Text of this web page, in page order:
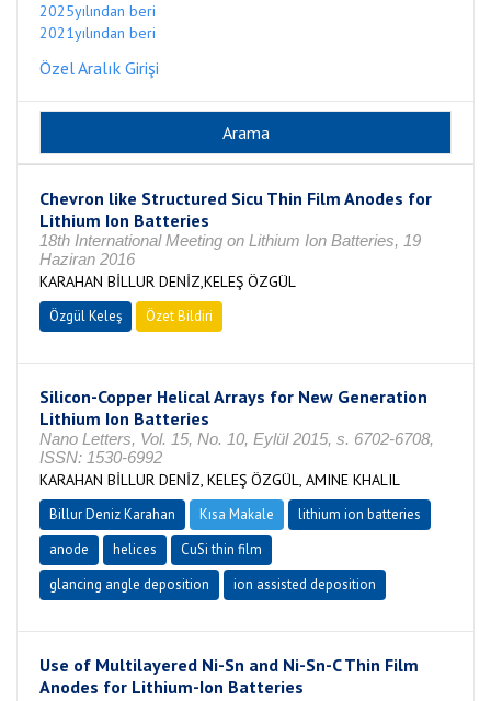
2025yılından beri
2021yılından beri
Özel Aralık Girişi
Chevron like Structured Sicu Thin Film Anodes for
Lithium Ion Batteries
18th International Meeting on Lithium Ion Batteries, 19
Haziran 2016
KARAHAN BİLLUR DENİZ,KELEŞ ÖZGÜL
Özgül Keleş Özet Bildiri
Silicon-Copper Helical Arrays for New Generation
Lithium Ion Batteries
Nano Letters, Vol. 15, No. 10, Eylül 2015, s. 6702-6708,
ISSN: 1530-6992
KARAHAN BİLLUR DENİZ, KELEŞ ÖZGÜL, AMINE KHALIL
Billur Deniz Karahan Kısa Makale
lithium ion batteries
anode
helices
CuSi thin film
glancing angle deposition
ion assisted deposition
Use of Multilayered Ni-Sn and Ni-Sn-C Thin Film
Anodes for Lithium-Ion Batteries